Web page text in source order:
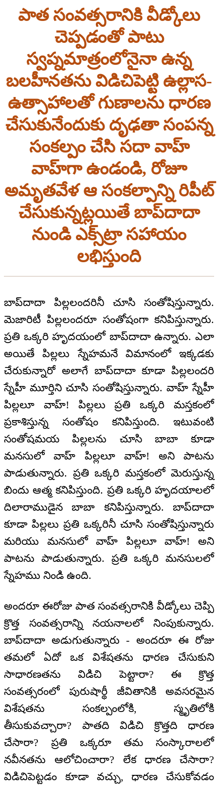
పాత సంవత్సరానికి వీడ్కోలు
చెప్పడంతో పాటు
స్వప్నమాత్రంలోనైనా ఉన్న
బలహీనతను విడిచిపెట్టి ఉల్లాస-
ఉత్సాహాలతో గుణాలను ధారణ
చేసుకునేందుకు దృఢతా సంపన్న
సంకల్పం చేసి సదా వాహ్
వాహ్‌గా ఉండండి, రోజూ
అమృతవేళ ఆ సంకల్పాన్ని రిపీట్
చేసుకున్నట్లయితే బాప్‌దాదా
నుండి ఎక్స్‌ట్రా సహాయం
లభిస్తుంది
బాప్‌దాదా పిల్లలందరినీ చూసి సంతోషిస్తున్నారు.
మెజారిటీ పిల్లలందరూ సంతోషంగా కనిపిస్తున్నారు.
ప్రతి ఒక్కరి హృదయంలో బాప్‌దాదా ఉన్నారు. ఎలా
అయితే పిల్లలు స్నేహమనే విమానంలో ఇక్కడకు
చేరుకున్నారో అలాగే బాప్‌దాదా కూడా పిల్లలందరి
స్నేహీ మూర్తిని చూసి సంతోషిస్తున్నారు. వాహ్ స్నేహీ
పిల్లలూ వాహ్! పిల్లలు ప్రతి ఒక్కరి మస్తకంలో
ప్రకాశిస్తున్న సంతోషం కనిపిస్తుంది. ఇటువంటి
సంతోషమయ పిల్లలను చూసి బాబా కూడా
మనసులో వాహ్ పిల్లలూ వాహ్! అని పాటను
పాడుతున్నారు. ప్రతి ఒక్కరి మస్తకంలో మెరుస్తున్న
బిందు ఆత్మ కనిపిస్తుంది. ప్రతి ఒక్కరి హృదయాలలో
దిలారాముడైన బాబా కనిపిస్తున్నారు. బాప్‌దాదా
కూడా పిల్లలు ప్రతి ఒక్కరినీ చూసి సంతోషిస్తున్నారు
మరియు మనసులో వాహ్ పిల్లలూ వాహ్! అని
పాటను పాడుతున్నారు. ప్రతి ఒక్కరి మనసులలో
స్నేహము నిండి ఉంది.
అందరూ ఈరోజు పాత సంవత్సరానికి వీడ్కోలు చెప్పి
క్రొత్త సంవత్సరాన్ని నయనాలలో నింపుకున్నారు.
బాప్‌దాదా అడుగుతున్నారు - అందరూ ఈ రోజు
తమలో ఏదో ఒక విశేషతను ధారణ చేసుకుని
సాధారణతను విడిచి పెట్టారా? ఈ క్రొత్త
సంవత్సరంలో పురుషార్థీ జీవితానికి అవసరమైన
విశేషతను సంకల్పంలోకి, స్మృతిలోకి
తీసుకువచ్చారా? పాతది విడిచి క్రొత్తది ధారణ
చేసారా? ప్రతి ఒక్కరూ తమ సంస్కారాలలో
నవీనతను ఆలోచించారా? లేక ధారణ చేసారా?
విడిచిపెట్టడం కూడా వచ్చు, ధారణ చేసుకోవడం